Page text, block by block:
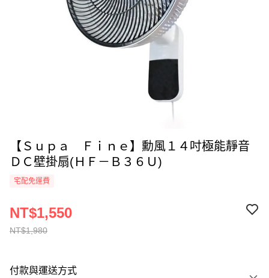
【Ｓｕｐａ Ｆｉｎｅ】勳風１４吋極能靜音
ＤＣ壁掛扇(ＨＦ－Ｂ３６Ｕ)
宅配免運費
NT$1,980
NT$1,550
付款與運送方式